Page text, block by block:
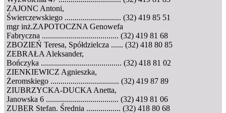
ZAJONC Antoni,
Świerczewskiego ............................ (32) 419 85 51
mgr inż.ZAPOTOCZNA Genowefa
Fabryczna ...................................... (32) 419 81 68
ZBOZIEŃ Teresa, Spółdzielcza ...... (32) 418 80 85
ZEBRAŁA Aleksander,
Bończyka ........................................ (32) 418 81 02
ZIENKIEWICZ Agnieszka,
Żeromskiego .................................. (32) 419 87 89
ZIUBRZYCKA-DUCKA Anetta,
Janowska 6 .................................... (32) 419 81 06
ZUBER Stefan. Średnia ................. (32) 418 80 68